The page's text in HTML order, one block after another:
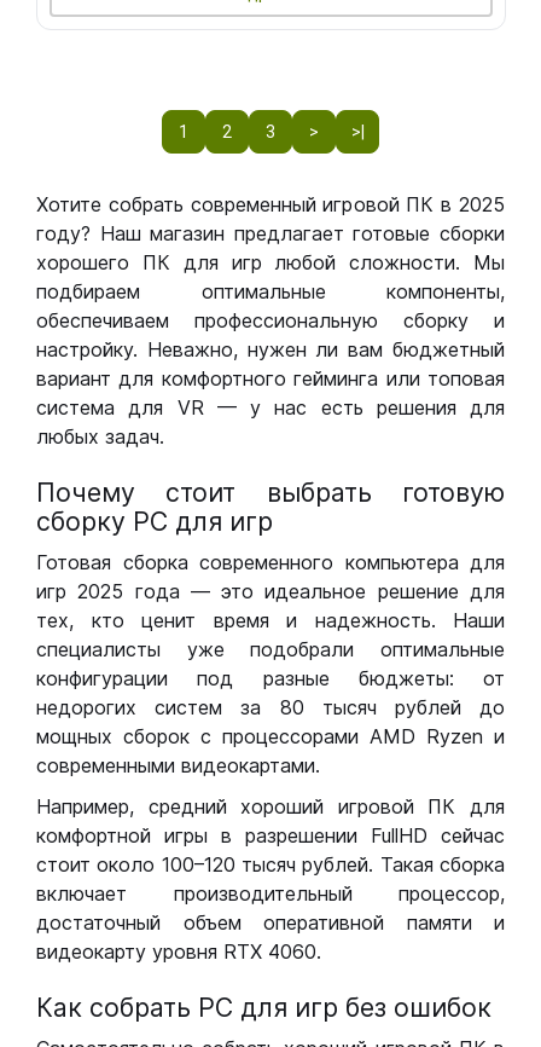
1 2 3 > >|
Хотите собрать современный игровой ПК в 2025
году? Наш магазин предлагает готовые сборки
хорошего ПК для игр любой сложности. Мы
подбираем оптимальные компоненты,
обеспечиваем профессиональную сборку и
настройку. Неважно, нужен ли вам бюджетный
вариант для комфортного гейминга или топовая
система для VR — у нас есть решения для
любых задач.
Почему стоит выбрать готовую
сборку РС для игр
Готовая сборка современного компьютера для
игр 2025 года — это идеальное решение для
тех, кто ценит время и надежность. Наши
специалисты уже подобрали оптимальные
конфигурации под разные бюджеты: от
недорогих систем за 80 тысяч рублей до
мощных сборок с процессорами AMD Ryzen и
современными видеокартами.
Например, средний хороший игровой ПК для
комфортной игры в разрешении FullHD сейчас
стоит около 100–120 тысяч рублей. Такая сборка
включает производительный процессор,
достаточный объем оперативной памяти и
видеокарту уровня RTX 4060.
Как собрать РС для игр без ошибок